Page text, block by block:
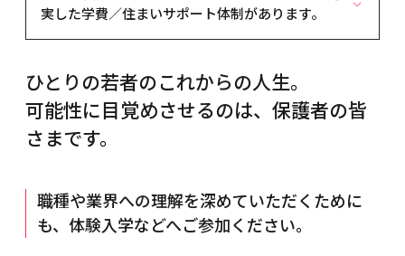
門士」の称号が付与されます。 高度専門士は国が認
める称号で、4年制以上の高度な専門教育で身につ
く、知識・技術・人間性を評価するものです。 4年制
れます。2年以上の専門コース（昼間）を卒業した学
生には、国認定による称号「専門士」が 付与されま
す。いずれも学歴より専門領域を極めた即戦力とな
る人材を、社会が求めた結果の称号です。
を実現。
ファッション・美容のモード学園、IT・デジタルコン
テンツのHAL、医療・福祉・スポーツの医校／医専。
づき定められている学校教育法にあるように「教育
目的としています。そのため、学ぶ環境はもちろ
ん、卒業後の進路も異なります。また、大学は4年間
で必要単位を取得するのに対し、専門学校は1年ごと
に必要単位を取得することが定められています。こ
のため、専門学校では1年ごとの成長を確実に感じる
「明日の一流」は「今日の一流」が育てます。
毎年5～6人の世界的クリエイターを招いて、トッ
プ・オピニオン・リーダー講義（T.O.L.）を実施。世
ることができる貴重な機会です。
充実の教師・講師陣
専任職員と連携しながら個別にフォロー。 学費・生
活面の不安を少しでも減らし、安心して学べる環境
希望の就職を、就職指導担任がバックアップ。
就職活動において、業界が求める人材ニーズを把握し
た就職指導担任が、学生本人の資質や生活環境を把
独自の就職支援システム
MACの会
修得し、パリ校の2年次に進級できるコースを設置し
ています。パリから世界へ、グローバルに羽ばたき
モード学園パリ校 CREAPOLE〈クレアポール〉
パリ校留学コース
校費留学制度
本学はフランス、イギリス、イタリア、アメリカの一
す。留学に必要な入学手続きや費用（渡航費および
学費1年分）は本学が負担します。国際感覚を体得
し、専門分野をグローバルな視野で価値判断できる
です。企業と連携した最新の教育カリキュラムと施
設・設備と優秀な指導陣を整え、学費に見合う教育
自信を証明するのが『完全就職保証制度』『国家資
格 合格保証制度』です。学費は未来への投資である
以上、しっかりと希望の就職を約束するのが教育機
関の責任だと考えています。
本学の学生には、教師や講師の指導方法を評価・採
点する機会があります。教師・講師が学生を一方的
に評価することが一般的ですが、学生ひとり１人の
実した学費／住まいサポート体制があります。
しています。即戦力となるスペシャリスト育成に努力
し、幾多の実績を重ねてきました。その大きな成果
として、「モード提携企業 学費免除制度」がありま
す。これは、日本を代表するファッション関連企業
くない、という学生たちの気持ちに応えるために、
充実した『学費援助システム』があります。低金利
ひとりの若者のこれからの人生。
可能性に目覚めさせるのは、保護者の皆
さまです。
職種や業界への理解を深めていただくために
も、体験入学などへご参加ください。